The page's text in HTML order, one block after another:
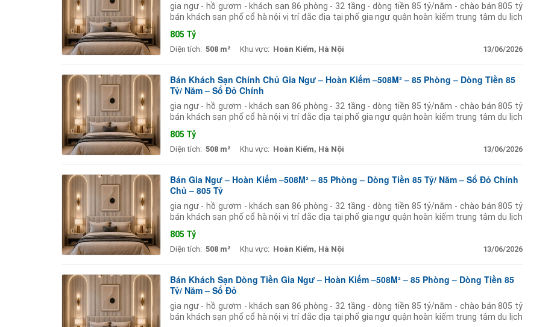
gia ngư - hồ gươm - khách sạn 86 phòng - 32 tầng - dòng tiền 85 tỷ/năm - chào bán 805 tỷ
bán khách sạn phố cổ hà nội vị trí đắc địa tại phố gia ngư quận hoàn kiếm trung tâm du lịch
805 Tỷ
Diện tích: 508 m² Khu vực: Hoàn Kiếm, Hà Nội 13/06/2026
Bán Khách Sạn Chính Chủ Gia Ngư – Hoàn Kiếm –508M² – 85 Phòng – Dòng Tiền 85
Tỷ/ Năm – Sổ Đỏ Chính
gia ngư - hồ gươm - khách sạn 86 phòng - 32 tầng - dòng tiền 85 tỷ/năm - chào bán 805 tỷ
bán khách sạn phố cổ hà nội vị trí đắc địa tại phố gia ngư quận hoàn kiếm trung tâm du lịch
805 Tỷ
Diện tích: 508 m² Khu vực: Hoàn Kiếm, Hà Nội 13/06/2026
Bán Gia Ngư – Hoàn Kiếm –508M² – 85 Phòng – Dòng Tiền 85 Tỷ/ Năm – Sổ Đỏ Chính
Chủ – 805 Tỷ
gia ngư - hồ gươm - khách sạn 86 phòng - 32 tầng - dòng tiền 85 tỷ/năm - chào bán 805 tỷ
bán khách sạn phố cổ hà nội vị trí đắc địa tại phố gia ngư quận hoàn kiếm trung tâm du lịch
805 Tỷ
Diện tích: 508 m² Khu vực: Hoàn Kiếm, Hà Nội 13/06/2026
Bán Khách Sạn Dòng Tiền Gia Ngư – Hoàn Kiếm –508M² – 85 Phòng – Dòng Tiền 85
Tỷ/ Năm – Sổ Đỏ
gia ngư - hồ gươm - khách sạn 86 phòng - 32 tầng - dòng tiền 85 tỷ/năm - chào bán 805 tỷ
bán khách sạn phố cổ hà nội vị trí đắc địa tại phố gia ngư quận hoàn kiếm trung tâm du lịch